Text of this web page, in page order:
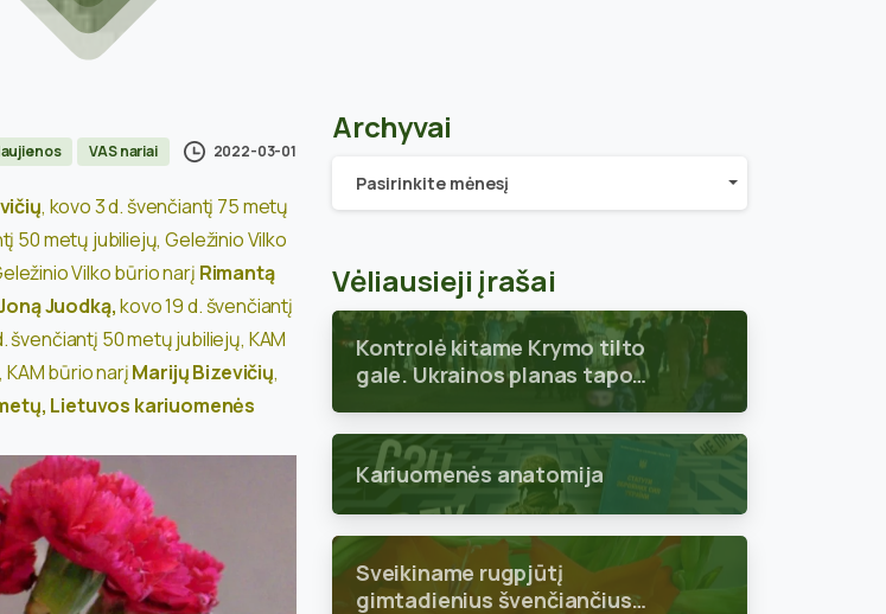
VAS nariai 2022-03-01
, kovo 3 d. švenčiantį 75 metų
50 metų jubiliejų, Geležinio Vilko
Vilko būrio narį Rimantą
Juodką,kovo 19 d. švenčiantį
švenčiantį 50 metų jubiliejų, KAM
KAM būrio narįMarijų Bizevičių,
Lietuvos kariuomenės
Archyvai
Archyvai
Pasirinkite mėnesį
Vėliausieji įrašai
Kontrolė kitame Krymo tilto
gale. Ukrainos planas tapo
Kariuomenės anatomija
Sveikiname rugpjūtį
gimtadienius švenčiančius